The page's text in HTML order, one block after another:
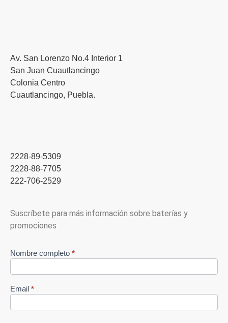
Av. San Lorenzo No.4 Interior 1
San Juan Cuautlancingo
Colonia Centro
Cuautlancingo, Puebla.
2228-89-5309
2228-88-7705
222-706-2529
Suscríbete para más información sobre baterías y
promociones
suscripción
Nombre completo *
Email *